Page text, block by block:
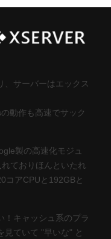
、サーバーはエックス
動作も高速でサック
製の高速化モジュ
ておりほんといたれ
コアCPUと192GBと
！キャッシュ系のプラ
見ていて "早いな" と